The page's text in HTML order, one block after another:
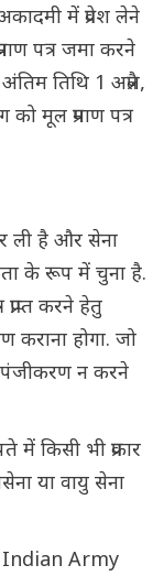
में प्रवेश लेने
पत्र जमा करने
तिथि 1 अप्रैल,
मूल प्रमाण पत्र
ली है और सेना
के रूप में चुना है.
करने हेतु
कराना होगा. जो
पंजीकरण न करने
किसी भी प्रकार
या वायु सेना
Indian Army